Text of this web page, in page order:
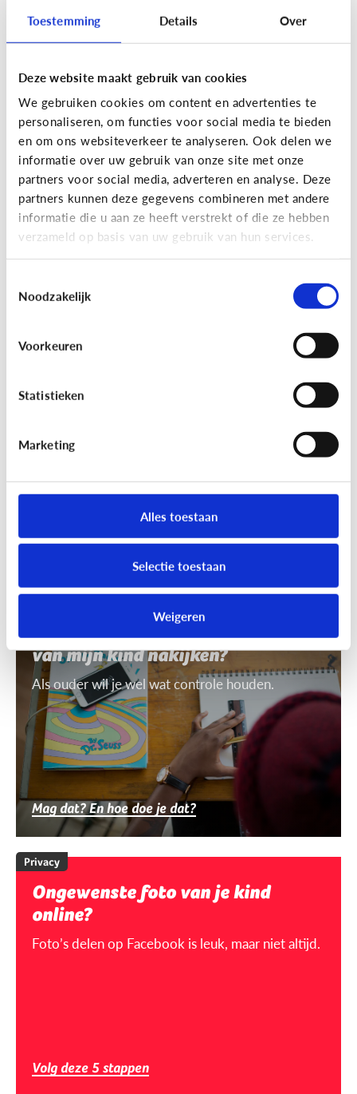
Toestemming Details Over
Deze website maakt gebruik van cookies
We gebruiken cookies om content en advertenties te
personaliseren, om functies voor social media te bieden
en om ons websiteverkeer te analyseren. Ook delen we
informatie over uw gebruik van onze site met onze
partners voor social media, adverteren en analyse. Deze
partners kunnen deze gegevens combineren met andere
informatie die u aan ze heeft verstrekt of die ze hebben
verzameld op basis van uw gebruik van hun services.
Noodzakelijk
Voorkeuren
Statistieken
Marketing
Alles toestaan
Selectie toestaan
Weigeren
Privacy
Moet ik aan mijn kind uitleggen
wat 'recht op afbeelding' is?
Staat jou kind stil bij het maken en verspreiden
van foto’s en filmpjes waar anderen op staan? Of
deelt jouw kind zomaar alles van iedereen op
Facebook of Snapchat?
Privacy
op afbeelding’ is
gebruiken. Daarvoor heb je toestemming nodig.
Mag ik de smartphone of tablet
van mijn kind nakijken?
Als ouder wil je wel wat controle houden.
Mag dat? En hoe doe je dat?
Privacy
Ongewenste foto van je kind
online?
Foto’s delen op Facebook is leuk, maar niet altijd.
Volg deze 5 stappen